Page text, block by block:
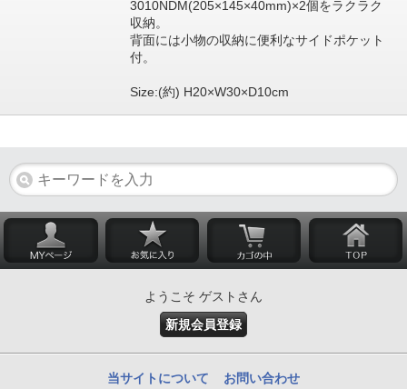
3010NDM(205×145×40mm)×2個をラクラク
収納。
背面には小物の収納に便利なサイドポケット
付。
Size:(約) H20×W30×D10cm
ようこそ ゲストさん
新規会員登録
当サイトについて お問い合わせ